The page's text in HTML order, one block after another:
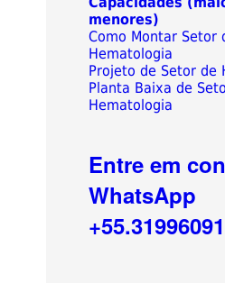
menores)
Como Montar Setor
Hematologia
Projeto de Setor de
Planta Baixa de
Hematologia
Entre em
WhatsApp